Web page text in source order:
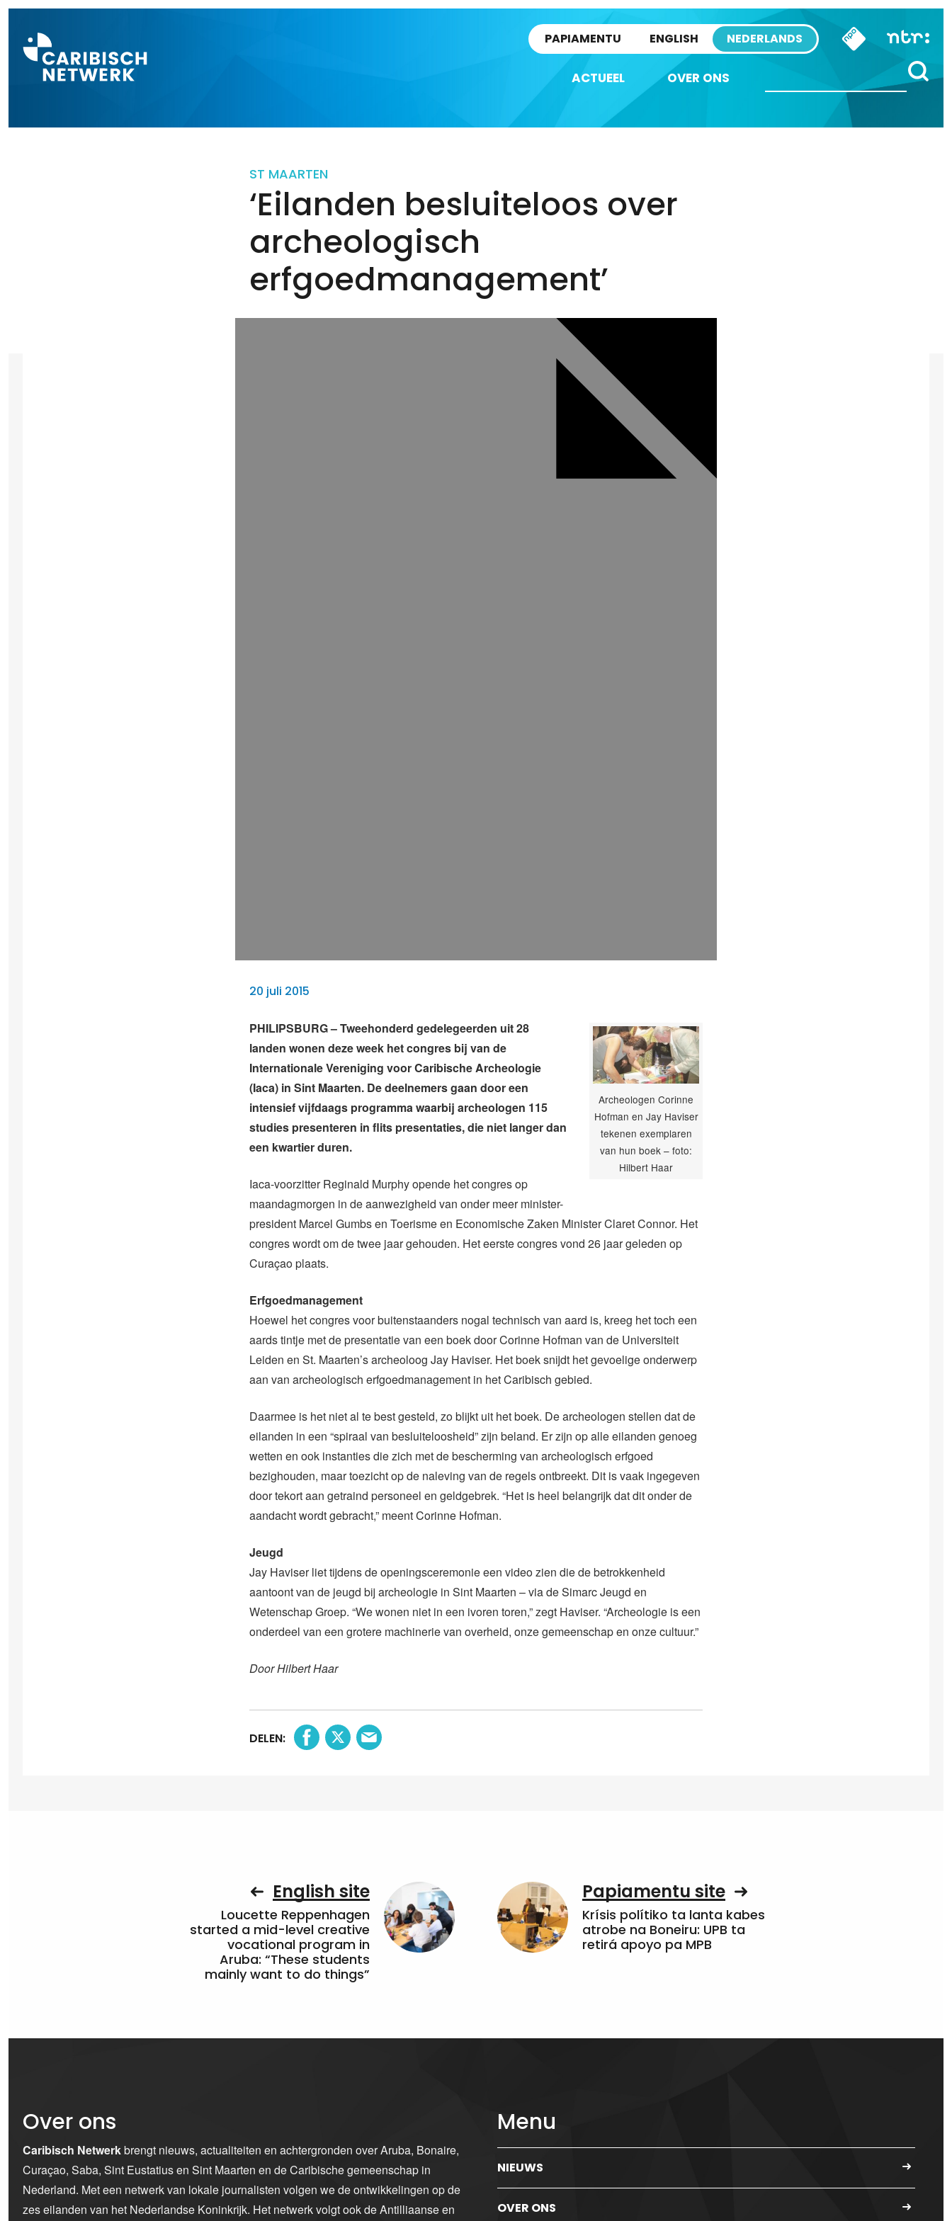
PAPIAMENTU ENGLISH NEDERLANDS
ACTUEEL OVER ONS
ST MAARTEN
‘Eilanden besluiteloos over
archeologisch
erfgoedmanagement’
20 juli 2015
Archeologen Corinne
Hofman en Jay Haviser
tekenen exemplaren
van hun boek – foto:
Hilbert Haar
PHILIPSBURG – Tweehonderd gedelegeerden uit 28
landen wonen deze week het congres bij van de
Internationale Vereniging voor Caribische Archeologie
(Iaca) in Sint Maarten. De deelnemers gaan door een
intensief vijfdaags programma waarbij archeologen 115
studies presenteren in flits presentaties, die niet langer dan
een kwartier duren.
Iaca-voorzitter Reginald Murphy opende het congres op
maandagmorgen in de aanwezigheid van onder meer minister-
president Marcel Gumbs en Toerisme en Economische Zaken Minister Claret Connor. Het
congres wordt om de twee jaar gehouden. Het eerste congres vond 26 jaar geleden op
Curaçao plaats.
Erfgoedmanagement
Hoewel het congres voor buitenstaanders nogal technisch van aard is, kreeg het toch een
aards tintje met de presentatie van een boek door Corinne Hofman van de Universiteit
Leiden en St. Maarten’s archeoloog Jay Haviser. Het boek snijdt het gevoelige onderwerp
aan van archeologisch erfgoedmanagement in het Caribisch gebied.
Daarmee is het niet al te best gesteld, zo blijkt uit het boek. De archeologen stellen dat de
eilanden in een “spiraal van besluiteloosheid” zijn beland. Er zijn op alle eilanden genoeg
wetten en ook instanties die zich met de bescherming van archeologisch erfgoed
bezighouden, maar toezicht op de naleving van de regels ontbreekt. Dit is vaak ingegeven
door tekort aan getraind personeel en geldgebrek. “Het is heel belangrijk dat dit onder de
aandacht wordt gebracht,” meent Corinne Hofman.
Jeugd
Jay Haviser liet tijdens de openingsceremonie een video zien die de betrokkenheid
aantoont van de jeugd bij archeologie in Sint Maarten – via de Simarc Jeugd en
Wetenschap Groep. “We wonen niet in een ivoren toren,” zegt Haviser. “Archeologie is een
onderdeel van een grotere machinerie van overheid, onze gemeenschap en onze cultuur.”
Door Hilbert Haar
DELEN:
English site
Loucette Reppenhagen
started a mid-level creative
vocational program in
Aruba: “These students
mainly want to do things”
Papiamentu site
Krísis polítiko ta lanta kabes
atrobe na Boneiru: UPB ta
retirá apoyo pa MPB
Over ons
Caribisch Netwerkbrengt nieuws, actualiteiten en achtergronden over Aruba, Bonaire,
Curaçao, Saba, Sint Eustatius en Sint Maarten en de Caribische gemeenschap in
Nederland. Met een netwerk van lokale journalisten volgen we de ontwikkelingen op de
zes eilanden van het Nederlandse Koninkrijk. Het netwerk volgt ook de Antilliaanse en
Menu
NIEUWS
OVER ONS